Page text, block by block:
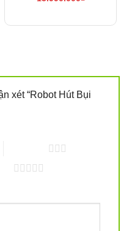
28.000.000₫.là:
xét “Robot Hút Bụi